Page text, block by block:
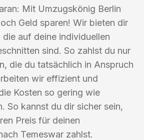
Mit Umzugskönig Berlin
Geld sparen! Wir bieten dir
auf deine individuellen
sind. So zahlst du nur
die du tatsächlich in Anspruch
wir effizient und
Kosten so gering wie
So kannst du dir sicher sein,
Preis für deinen
Temeswar zahlst.